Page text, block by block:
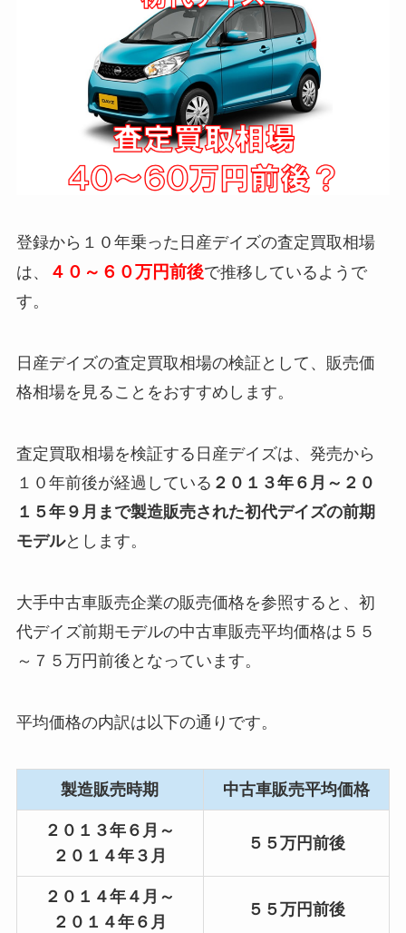
登録から１０年乗った日産デイズの査定買取相場
は、
４０～６０万円前後で推移しているようで
す。
日産デイズの査定買取相場の検証として、販売価
格相場を見ることをおすすめします。
査定買取相場を検証する日産デイズは、発売から
１０年前後が経過している ２０１３年６月～２０
１５年９月まで製造販売された初代デイズの前期
モデルとします。
大手中古車販売企業の販売価格を参照すると、初
代デイズ前期モデルの中古車販売平均価格は５５
～７５万円前後 となっています。
平均価格の内訳は以下の通りです。
製造販売時期 中古車販売平均価格
２０１３年６月～
２０１４年３月
５５万円前後
２０１４年４月～
２０１４年６月
５５万円前後